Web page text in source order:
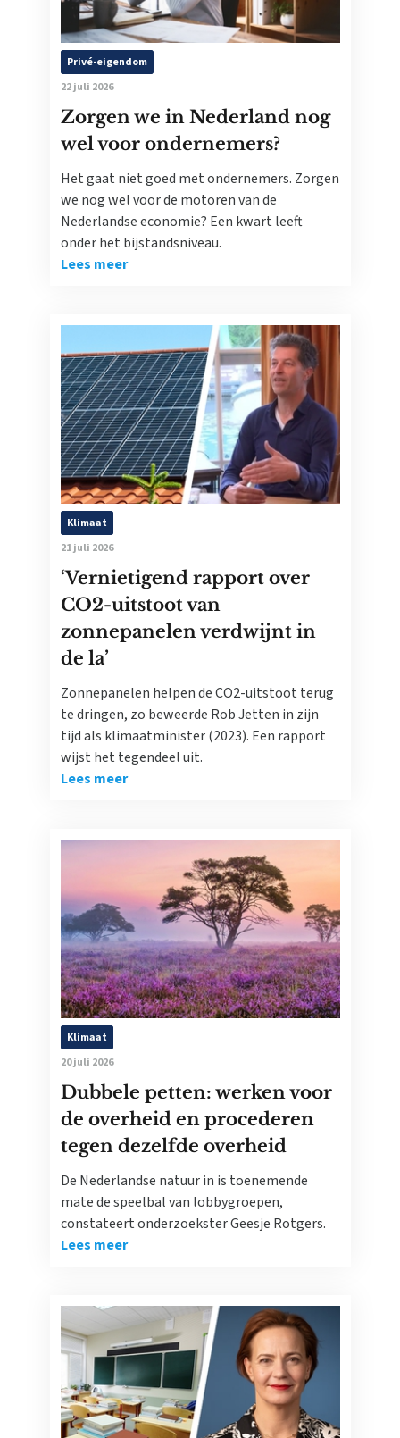
Privé-eigendom
22 juli 2026
Zorgen we in Nederland nog
wel voor ondernemers?
Het gaat niet goed met ondernemers. Zorgen
we nog wel voor de motoren van de
Nederlandse economie? Een kwart leeft
onder het bijstandsniveau.
Lees meer
Klimaat
21 juli 2026
‘Vernietigend rapport over
CO2-uitstoot van
zonnepanelen verdwijnt in
de la’
Zonnepanelen helpen de CO2-uitstoot terug
te dringen, zo beweerde Rob Jetten in zijn
tijd als klimaatminister (2023). Een rapport
wijst het tegendeel uit.
Lees meer
Klimaat
20 juli 2026
Dubbele petten: werken voor
de overheid en procederen
tegen dezelfde overheid
De Nederlandse natuur in is toenemende
mate de speelbal van lobbygroepen,
constateert onderzoekster Geesje Rotgers.
Lees meer